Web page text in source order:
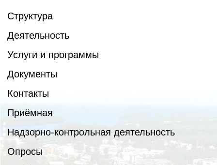
Структура
Деятельность
Услуги и программы
Документы
Контакты
Приёмная
Надзорно-контрольная деятельность
Опросы